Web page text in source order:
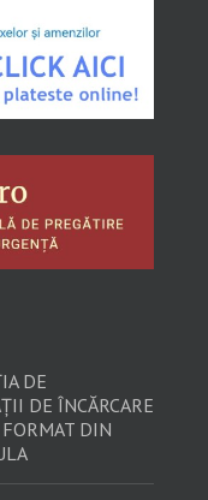
DE
DE ÎNCĂRCARE
DIN